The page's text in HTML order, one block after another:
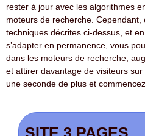
rester à jour avec les algorithmes
moteurs de recherche.
techniques décrites ci-dessus, et
s’adapter en permanence, vous
dans les moteurs de recherche,
et attirer davantage de visiteurs
une seconde de plus et